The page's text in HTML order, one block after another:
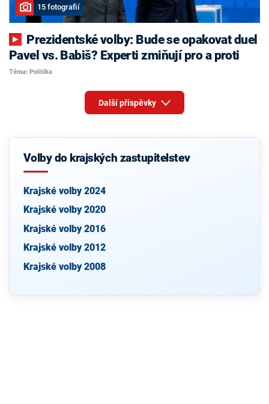
15 fotografií
Pavel vs. Babiš? Experti zmiňují pro a proti
Téma: Politika
Další příspěvky
Volby do krajských zastupitelstev
Krajské volby 2024
Krajské volby 2020
Krajské volby 2016
Krajské volby 2012
Krajské volby 2008